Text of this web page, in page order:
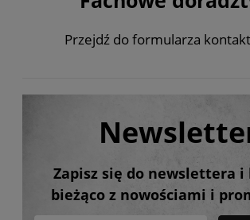
Przejdź do formularza
Zapisz się do newslettera i
bieżąco z nowościami i